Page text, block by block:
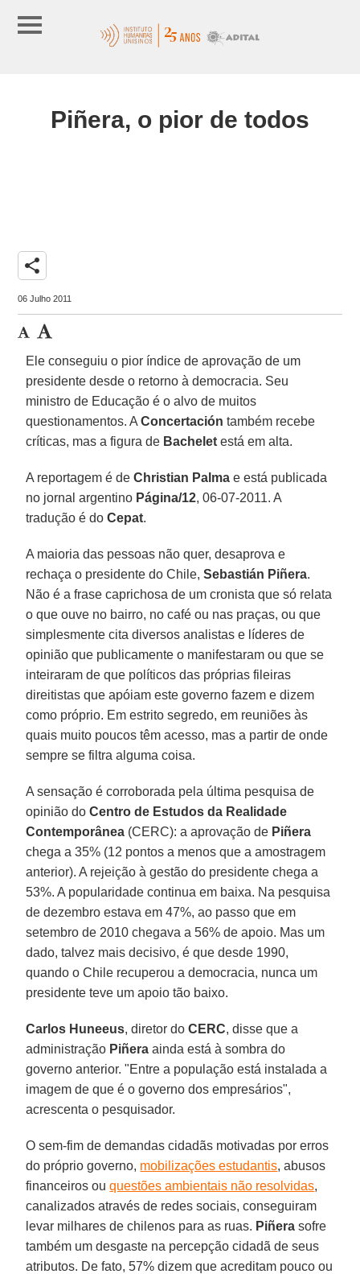
Piñera, o pior de todos
share
06 Julho 2011
Ele conseguiu o pior índice de aprovação de um
presidente desde o retorno à democracia. Seu
ministro de Educação é o alvo de muitos
questionamentos. AConcertación também recebe
críticas, mas a figura de Bachelet está em alta.
A reportagem é deChristian Palma e está publicada
no jornal argentino Página/12, 06-07-2011. A
tradução é doCepat.
A maioria das pessoas não quer, desaprova e
rechaça o presidente do Chile,Sebastián Piñera.
Não é a frase caprichosa de um cronista que só relata
o que ouve no bairro, no café ou nas praças, ou que
simplesmente cita diversos analistas e líderes de
opinião que publicamente o manifestaram ou que se
inteiraram de que políticos das próprias fileiras
direitistas que apóiam este governo fazem e dizem
como próprio. Em estrito segredo, em reuniões às
quais muito poucos têm acesso, mas a partir de onde
sempre se filtra alguma coisa.
A sensação é corroborada pela última pesquisa de
opinião doCentro de Estudos da Realidade
Contemporânea (CERC): a aprovação de Piñera
chega a 35% (12 pontos a menos que a amostragem
anterior). A rejeição à gestão do presidente chega a
53%. A popularidade continua em baixa. Na pesquisa
de dezembro estava em 47%, ao passo que em
setembro de 2010 chegava a 56% de apoio. Mas um
dado, talvez mais decisivo, é que desde 1990,
quando o Chile recuperou a democracia, nunca um
presidente teve um apoio tão baixo.
Carlos Huneeus, diretor doCERC, disse que a
administração Piñera ainda está à sombra do
governo anterior. "Entre a população está instalada a
imagem de que é o governo dos empresários",
acrescenta o pesquisador.
O sem-fim de demandas cidadãs motivadas por erros
do próprio governo, mobilizações estudantis, abusos
financeiros ouquestões ambientais não resolvidas,
canalizados através de redes sociais, conseguiram
levar milhares de chilenos para as ruas. Piñera sofre
também um desgaste na percepção cidadã de seus
atributos. De fato, 57% dizem que acreditam pouco ou